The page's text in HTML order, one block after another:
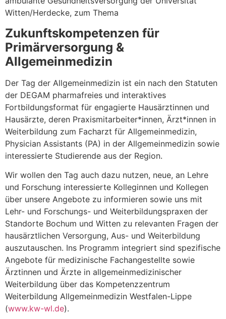
Witten/Herdecke, zum Thema
Zukunftskompetenzen für
Primärversorgung &
Allgemeinmedizin
Der Tag der Allgemeinmedizin ist ein nach den Statuten
der DEGAM pharmafreies und interaktives
Fortbildungsformat für engagierte Hausärztinnen und
Hausärzte, deren Praxismitarbeiter*innen, Ärzt*innen in
Weiterbildung zum Facharzt für Allgemeinmedizin,
Physician Assistants (PA) in der Allgemeinmedizin sowie
interessierte Studierende aus der Region.
Wir wollen den Tag auch dazu nutzen, neue, an Lehre
und Forschung interessierte Kolleginnen und Kollegen
über unsere Angebote zu informieren sowie uns mit
Lehr- und Forschungs- und Weiterbildungspraxen der
Standorte Bochum und Witten zu relevanten Fragen der
hausärztlichen Versorgung, Aus- und Weiterbildung
auszutauschen. Ins Programm integriert sind spezifische
Angebote für medizinische Fachangestellte sowie
Ärztinnen und Ärzte in allgemeinmedizinischer
Weiterbildung über das Kompetenzzentrum
Weiterbildung Allgemeinmedizin Westfalen-Lippe
(www.kw-wl.de).